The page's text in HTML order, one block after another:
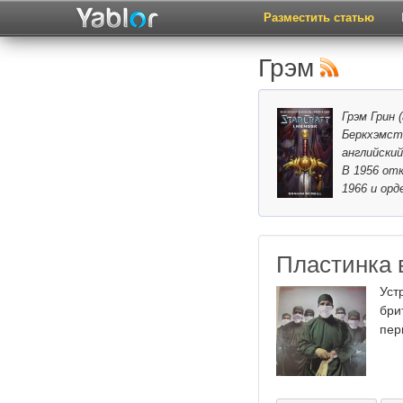
Разместить статью
Грэм
Грэм Грин
В 1956
1966 и
Пластинка